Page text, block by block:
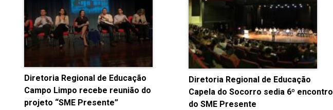
Diretoria Regional de Educação
Campo Limpo recebe reunião do
projeto “SME Presente”
Diretoria Regional de Educação
Capela do Socorro sedia 6º encontro
do SME Presente